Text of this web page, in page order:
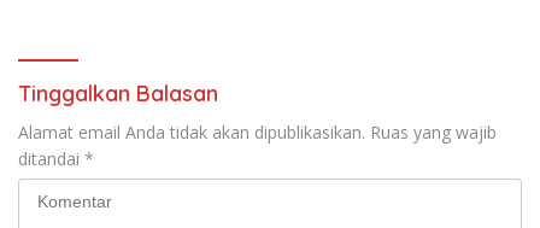
Tinggalkan Balasan
Alamat email Anda tidak akan dipublikasikan. Ruas yang wajib
ditandai *